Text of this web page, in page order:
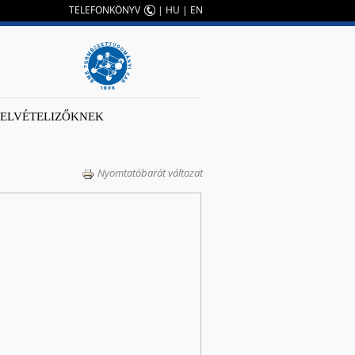
TELEFONKÖNYV | HU | EN
Nyomtatóbarát változat